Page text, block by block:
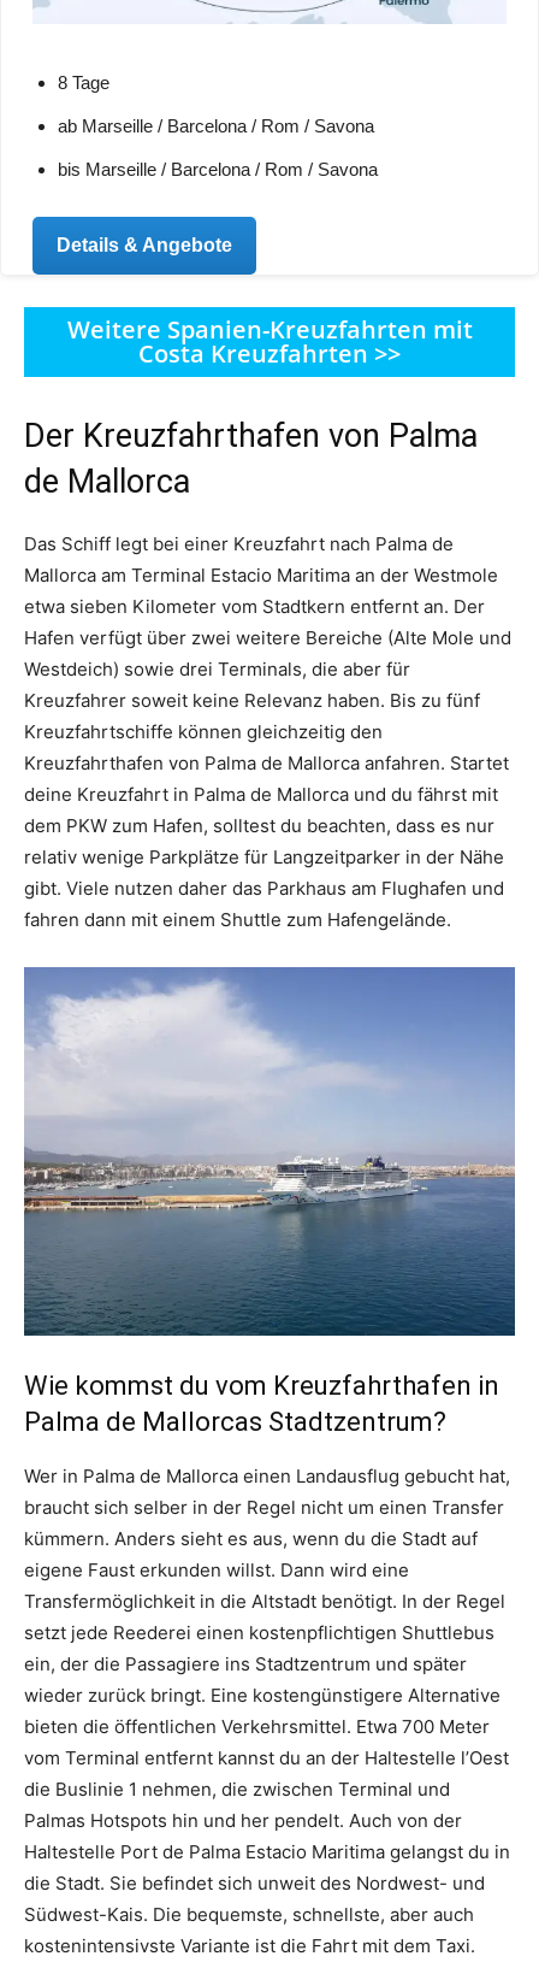
8 Tage
ab Marseille / Barcelona / Rom / Savona
bis Marseille / Barcelona / Rom / Savona
Details & Angebote
Weitere Spanien-Kreuzfahrten mit
Costa Kreuzfahrten >>
Der Kreuzfahrthafen von Palma
de Mallorca
Das Schiff legt bei einer Kreuzfahrt nach Palma de
Mallorca am Terminal Estacio Maritima an der Westmole
etwa sieben Kilometer vom Stadtkern entfernt an. Der
Hafen verfügt über zwei weitere Bereiche (Alte Mole und
Westdeich) sowie drei Terminals, die aber für
Kreuzfahrer soweit keine Relevanz haben. Bis zu fünf
Kreuzfahrtschiffe können gleichzeitig den
Kreuzfahrthafen von Palma de Mallorca anfahren. Startet
deine Kreuzfahrt in Palma de Mallorca und du fährst mit
dem PKW zum Hafen, solltest du beachten, dass es nur
relativ wenige Parkplätze für Langzeitparker in der Nähe
gibt. Viele nutzen daher das Parkhaus am Flughafen und
fahren dann mit einem Shuttle zum Hafengelände.
Wie kommst du vom Kreuzfahrthafen in
Palma de Mallorcas Stadtzentrum?
Wer in Palma de Mallorca einen Landausflug gebucht hat,
braucht sich selber in der Regel nicht um einen Transfer
kümmern. Anders sieht es aus, wenn du die Stadt auf
eigene Faust erkunden willst. Dann wird eine
Transfermöglichkeit in die Altstadt benötigt. In der Regel
setzt jede Reederei einen kostenpflichtigen Shuttlebus
ein, der die Passagiere ins Stadtzentrum und später
wieder zurück bringt. Eine kostengünstigere Alternative
bieten die öffentlichen Verkehrsmittel. Etwa 700 Meter
vom Terminal entfernt kannst du an der Haltestelle l’Oest
die Buslinie 1 nehmen, die zwischen Terminal und
Palmas Hotspots hin und her pendelt. Auch von der
Haltestelle Port de Palma Estacio Maritima gelangst du in
die Stadt. Sie befindet sich unweit des Nordwest- und
Südwest-Kais. Die bequemste, schnellste, aber auch
kostenintensivste Variante ist die Fahrt mit dem Taxi.